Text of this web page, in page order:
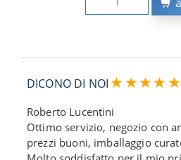
DICONO DI NOI
Roberto Lucentini
Ottimo servizio, negozio con
prezzi buoni, imballaggio